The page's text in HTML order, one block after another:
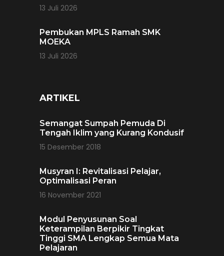
13 Juli 2026
Pembukan MPLS Ramah SMK
MOEKA
13 Juli 2026
ARTIKEL
Semangat Sumpah Pemuda Di
Tengah Iklim yang Kurang Kondusif
15 Desember 2018
Musyran I: Revitalisasi Pelajar,
Optimalisasi Peran
16 November 2021
Modul Penyusunan Soal
Keterampilan Berpikir Tingkat
Tinggi SMA Lengkap Semua Mata
Pelajaran